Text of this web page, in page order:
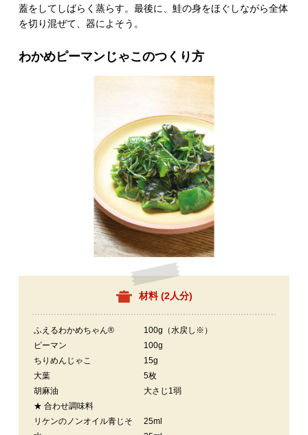
蓋をしてしばらく蒸らす。最後に、鮭の身をほぐしながら全体
を切り混ぜて、器によそう。
わかめピーマンじゃこのつくり方
材料 (2人分)
ふえるわかめちゃん®
100g（水戻し※）
ピーマン
100g
ちりめんじゃこ
15g
大葉
5枚
胡麻油
大さじ1弱
★ 合わせ調味料
リケンのノンオイル青じそ
25ml